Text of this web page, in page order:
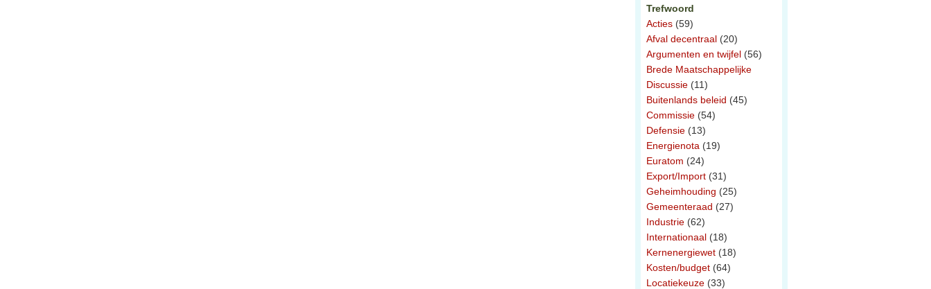
Trefwoord
Acties (59)
Afval decentraal (20)
Argumenten en twijfel (56)
Brede Maatschappelijke
Discussie (11)
Buitenlands beleid (45)
Commissie (54)
Defensie (13)
Energienota (19)
Euratom (24)
Export/Import (31)
Geheimhouding (25)
Gemeenteraad (27)
Industrie (62)
Internationaal (18)
Kernenergiewet (18)
Kosten/budget (64)
Locatiekeuze (33)